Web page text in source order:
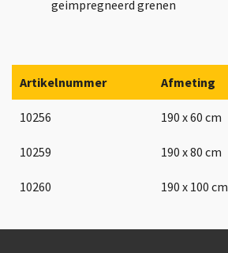
geimpregneerd grenen
Artikelnummer Afmeting
10256 190 x 60 cm
10259 190 x 80 cm
10260 190 x 100 cm